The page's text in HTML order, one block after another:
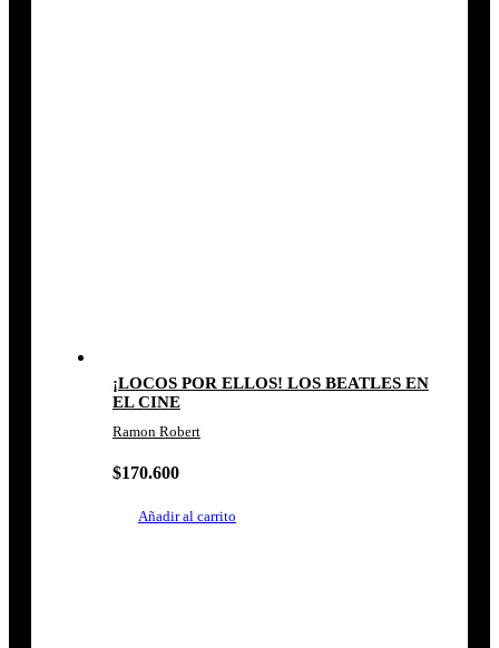
¡LOCOS POR ELLOS! LOS BEATLES EN
EL CINE
Ramon Robert
$170.600
Añadir al carrito